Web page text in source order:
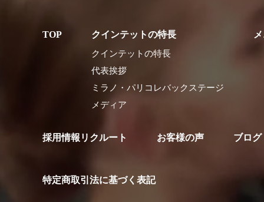
クインテットの特長
クインテットの特長
代表挨拶
ミラノ・パリコレバックステージ
メディア
採用情報リクルート お客様の声 ブログ
特定商取引法に基づく表記